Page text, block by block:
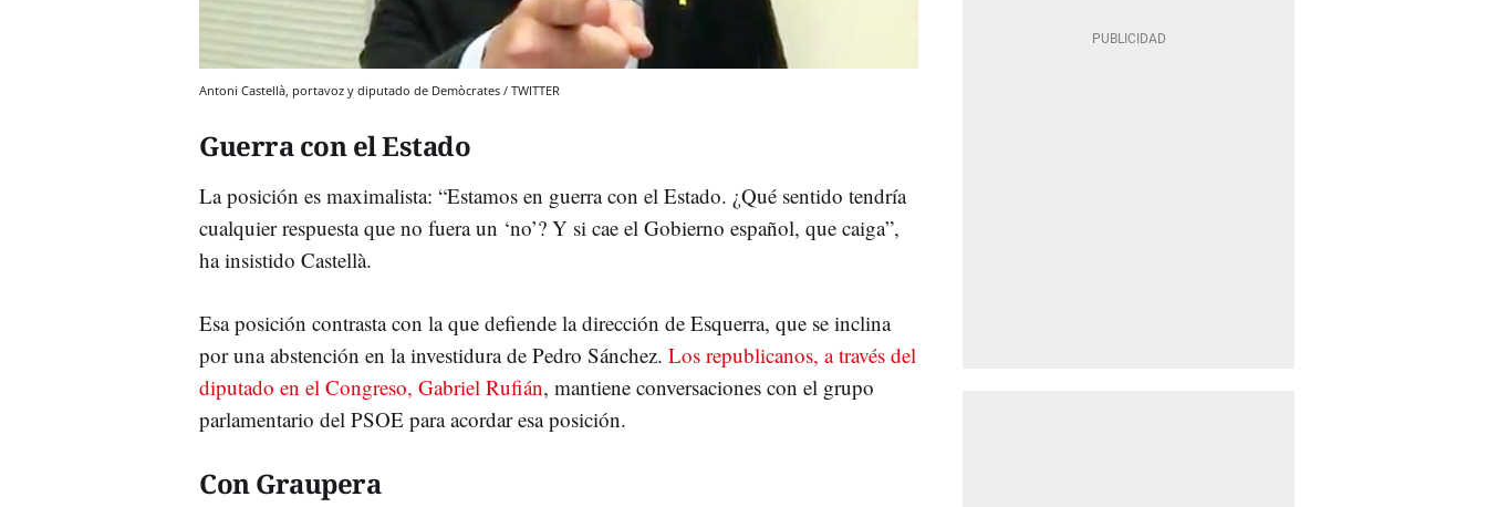
Antoni Castellà, portavoz y diputado de Demòcrates / TWITTER
Guerra con el Estado
La posición es maximalista: “Estamos en guerra con el Estado. ¿Qué sentido tendría
cualquier respuesta que no fuera un ‘no’? Y si cae el Gobierno español, que caiga”,
ha insistido Castellà.
Esa posición contrasta con la que defiende la dirección de Esquerra, que se inclina
por una abstención en la investidura de Pedro Sánchez. Los republicanos, a través del
diputado en el Congreso, Gabriel Rufián, mantiene conversaciones con el grupo
parlamentario del PSOE para acordar esa posición.
Con Graupera